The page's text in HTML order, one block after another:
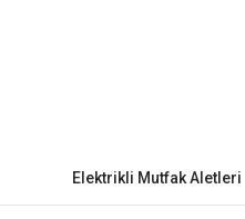
Elektrikli Mutfak Aletleri